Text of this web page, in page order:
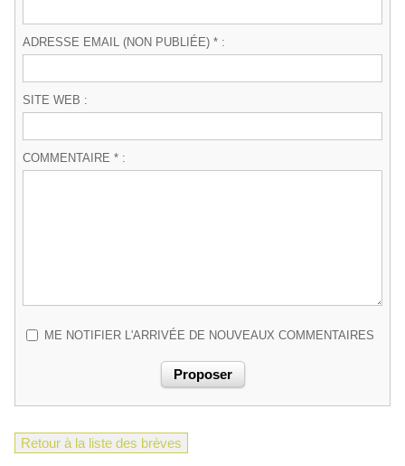
ADRESSE EMAIL (NON PUBLIÉE) * :
SITE WEB :
COMMENTAIRE * :
ME NOTIFIER L'ARRIVÉE DE NOUVEAUX COMMENTAIRES
Retour à la liste des brèves